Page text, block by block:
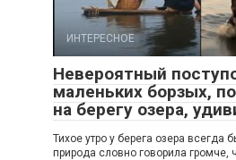
ИНТЕРЕСНОЕ
Невероятный
маленьких борзых,
на берегу озера,
Тихое утро у берега озера всегда
природа словно говорила громче,